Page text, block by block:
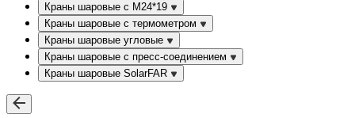
Краны шаровые с М24*19
Краны шаровые с термометром
Краны шаровые угловые
Краны шаровые c пресс-соединением
Краны шаровые SolarFAR